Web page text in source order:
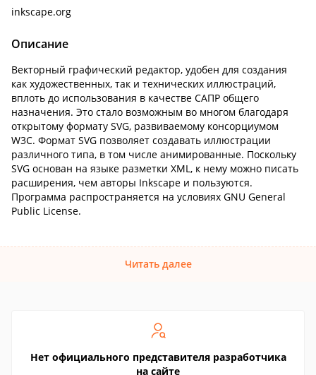
inkscape.org
Описание
Векторный графический редактор, удобен для создания
как художественных, так и технических иллюстраций,
вплоть до использования в качестве САПР общего
назначения. Это стало возможным во многом благодаря
открытому формату SVG, развиваемому консорциумом
W3C. Формат SVG позволяет создавать иллюстрации
различного типа, в том числе анимированные. Поскольку
SVG основан на языке разметки XML, к нему можно писать
расширения, чем авторы Inkscape и пользуются.
Программа распространяется на условиях GNU General
Public License.
Читать далее
Нет официального представителя разработчика
на сайте